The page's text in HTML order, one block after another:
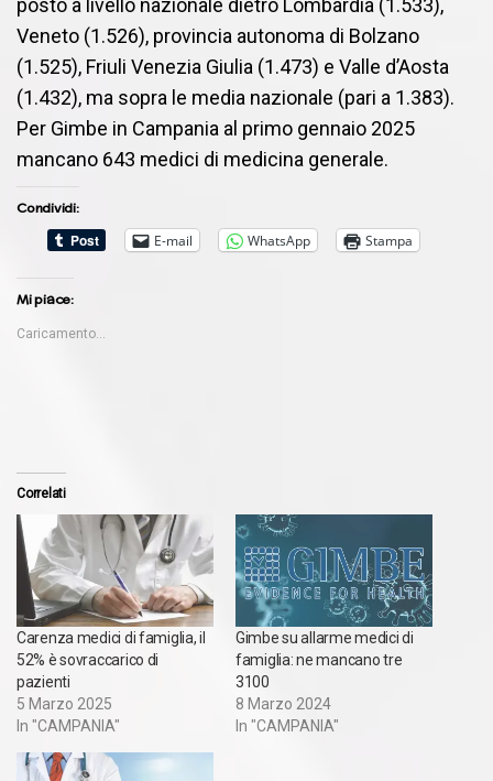
posto a livello nazionale dietro Lombardia (1.533),
Veneto (1.526), provincia autonoma di Bolzano
(1.525), Friuli Venezia Giulia (1.473) e Valle d’Aosta
(1.432), ma sopra le media nazionale (pari a 1.383).
Per Gimbe in Campania al primo gennaio 2025
mancano 643 medici di medicina generale.
Condividi:
E-mail
WhatsApp Stampa
Mi piace:
Caricamento...
Correlati
Carenza medici di famiglia, il
52% è sovraccarico di
pazienti
5 Marzo 2025
In "CAMPANIA"
Gimbe su allarme medici di
famiglia: ne mancano tre
3100
8 Marzo 2024
In "CAMPANIA"